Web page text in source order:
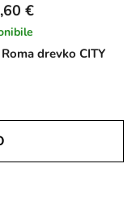
drevko CITY
€